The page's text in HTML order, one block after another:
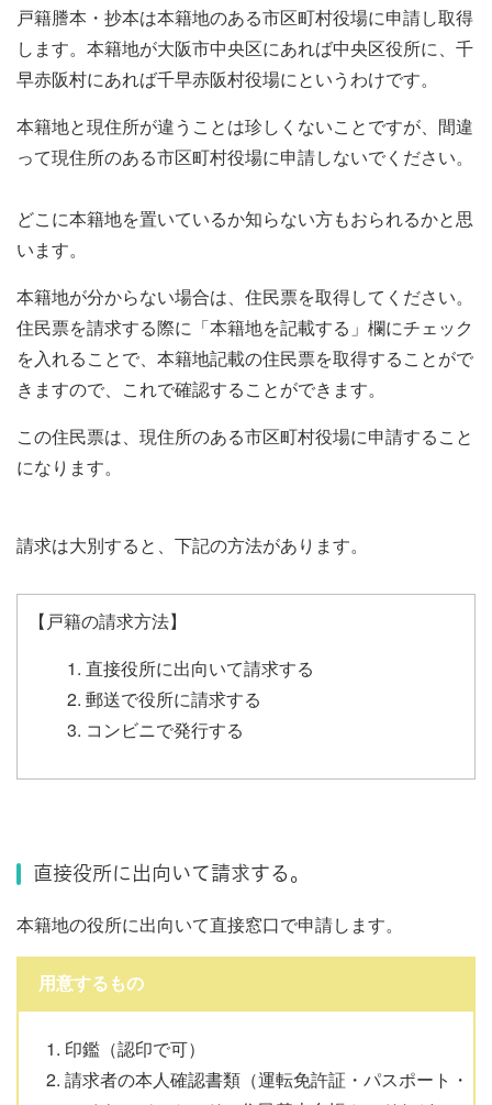
戸籍謄本・抄本は本籍地のある市区町村役場に申請し取得
します。本籍地が大阪市中央区にあれば中央区役所に、千
早赤阪村にあれば千早赤阪村役場にというわけです。
本籍地と現住所が違うことは珍しくないことですが、間違
って現住所のある市区町村役場に申請しないでください。
どこに本籍地を置いているか知らない方もおられるかと思
います。
本籍地が分からない場合は、住民票を取得してください。
住民票を請求する際に「本籍地を記載する」欄にチェック
を入れることで、本籍地記載の住民票を取得することがで
きますので、これで確認することができます。
この住民票は、現住所のある市区町村役場に申請すること
になります。
請求は大別すると、下記の方法があります。
【戸籍の請求方法】
直接役所に出向いて請求する
郵送で役所に請求する
コンビニで発行する
直接役所に出向いて請求する。
本籍地の役所に出向いて直接窓口で申請します。
用意するもの
印鑑（認印で可）
請求者の本人確認書類（運転免許証・パスポート・